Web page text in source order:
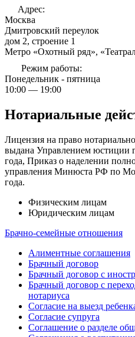
Адрес:
Москва
Дмитровский переулок
дом 2, строение 1
Метро «Охотный ряд»,
Режим работы:
Понедельник - пятница
10:00 — 19:00
Нотариальные
Лицензия на право
выдана Управлением юстиции
года, Приказ о наделении
управления Минюста РФ по
года.
Физическим лицам
Юридическим лицам
Брачно-семейные отношения
Алиментные соглашения
Брачный договор
Брачный договор с
Брачный договор с
нотариуса
Согласие на выезд
Согласие супруга
Соглашение о разделе